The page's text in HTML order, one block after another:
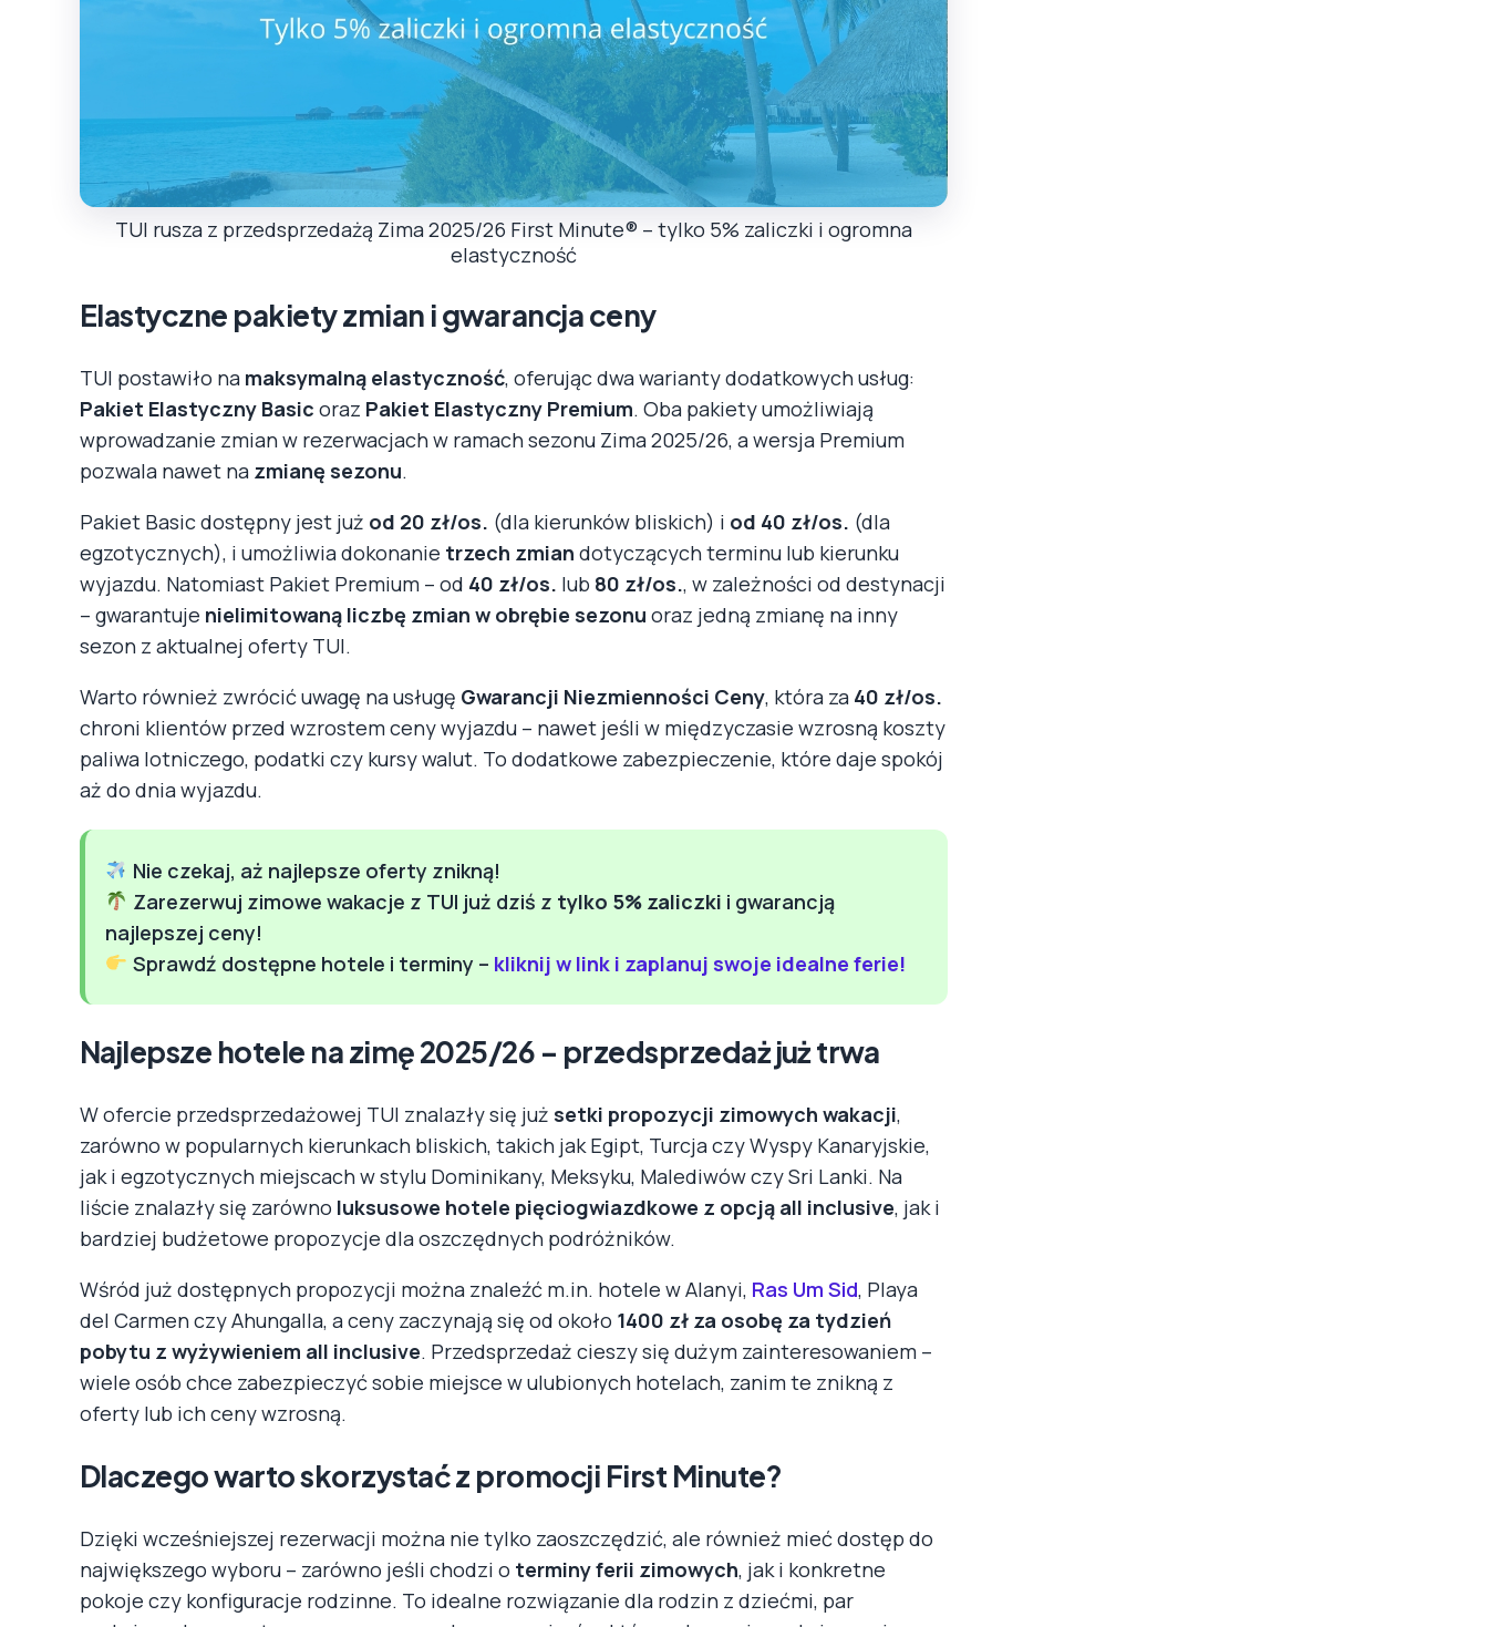
TUI rusza z przedsprzedażą Zima 2025/26 First Minute® – tylko 5% zaliczki i ogromna
elastyczność
Elastyczne pakiety zmian i gwarancja ceny
TUI postawiło na maksymalną elastyczność, oferując dwa warianty dodatkowych usług:
Pakiet Elastyczny Basic oraz Pakiet Elastyczny Premium. Oba pakiety umożliwiają
wprowadzanie zmian w rezerwacjach w ramach sezonu Zima 2025/26, a wersja Premium
pozwala nawet na zmianę sezonu.
Pakiet Basic dostępny jest już od 20 zł/os. (dla kierunków bliskich) i od 40 zł/os. (dla
egzotycznych), i umożliwia dokonanie trzech zmian dotyczących terminu lub kierunku
wyjazdu. Natomiast Pakiet Premium – od 40 zł/os. lub 80 zł/os., w zależności od destynacji
– gwarantuje nielimitowaną liczbę zmian w obrębie sezonu oraz jedną zmianę na inny
sezon z aktualnej oferty TUI.
Warto również zwrócić uwagę na usługę Gwarancji Niezmienności Ceny, która za 40 zł/os.
chroni klientów przed wzrostem ceny wyjazdu – nawet jeśli w międzyczasie wzrosną koszty
paliwa lotniczego, podatki czy kursy walut. To dodatkowe zabezpieczenie, które daje spokój
aż do dnia wyjazdu.
Nie czekaj, aż najlepsze oferty znikną!
Zarezerwuj zimowe wakacje z TUI już dziś z tylko 5% zaliczki i gwarancją
najlepszej ceny!
Sprawdź dostępne hotele i terminy – kliknij w link i zaplanuj swoje idealne ferie!
Najlepsze hotele na zimę 2025/26 – przedsprzedaż już trwa
W ofercie przedsprzedażowej TUI znalazły się już setki propozycji zimowych wakacji,
zarówno w popularnych kierunkach bliskich, takich jak Egipt, Turcja czy Wyspy Kanaryjskie,
jak i egzotycznych miejscach w stylu Dominikany, Meksyku, Malediwów czy Sri Lanki. Na
liście znalazły się zarówno luksusowe hotele pięciogwiazdkowe z opcją all inclusive, jak i
bardziej budżetowe propozycje dla oszczędnych podróżników.
Wśród już dostępnych propozycji można znaleźć m.in. hotele w Alanyi, Ras Um Sid, Playa
del Carmen czy Ahungalla, a ceny zaczynają się od około 1400 zł za osobę za tydzień
pobytu z wyżywieniem all inclusive. Przedsprzedaż cieszy się dużym zainteresowaniem –
wiele osób chce zabezpieczyć sobie miejsce w ulubionych hotelach, zanim te znikną z
oferty lub ich ceny wzrosną.
Dlaczego warto skorzystać z promocji First Minute?
Dzięki wcześniejszej rezerwacji można nie tylko zaoszczędzić, ale również mieć dostęp do
największego wyboru – zarówno jeśli chodzi o terminy ferii zimowych, jak i konkretne
pokoje czy konfiguracje rodzinne. To idealne rozwiązanie dla rodzin z dziećmi, par